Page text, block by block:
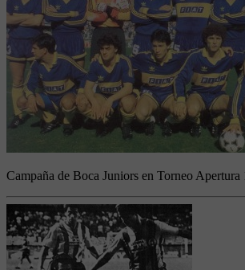
Campaña de Boca Juniors en Torneo Apertura